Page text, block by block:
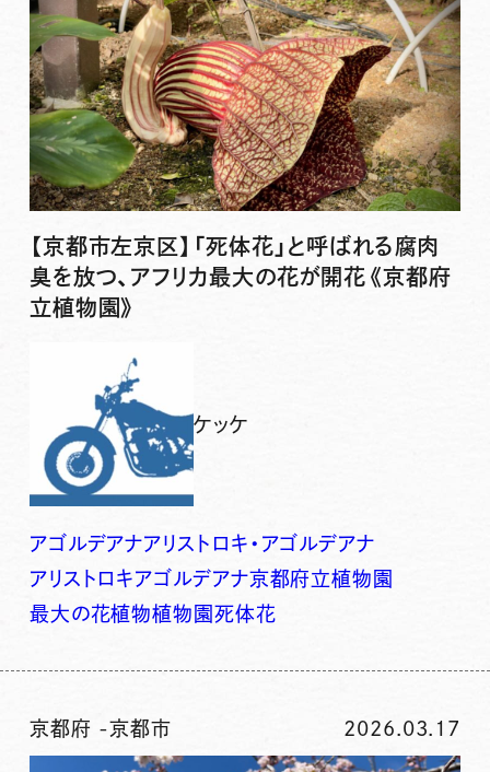
【京都市左京区】「死体花」と呼ばれる腐肉
臭を放つ、アフリカ最大の花が開花《京都府
立植物園》
ケッケ
アゴルデアナアリストロキ・アゴルデアナ
アリストロキアゴルデアナ京都府立植物園
最大の花植物植物園 死体花
京都府 -京都市 2026.03.17